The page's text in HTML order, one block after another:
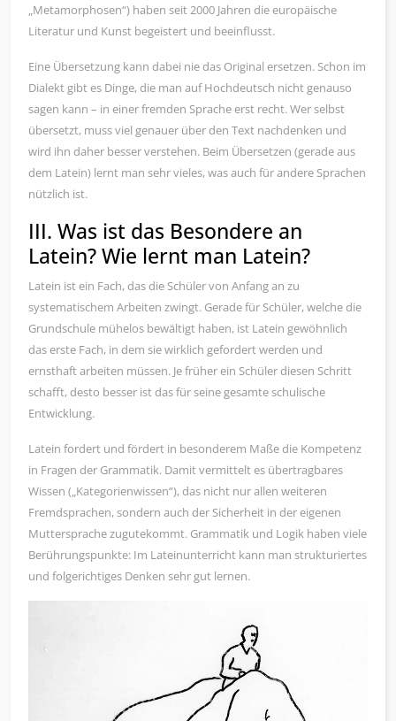
„Metamorphosen“) haben seit 2000 Jahren die europäische
Literatur und Kunst begeistert und beeinflusst.
Eine Übersetzung kann dabei nie das Original ersetzen. Schon im
Dialekt gibt es Dinge, die man auf Hochdeutsch nicht genauso
sagen kann – in einer fremden Sprache erst recht. Wer selbst
übersetzt, muss viel genauer über den Text nachdenken und
wird ihn daher besser verstehen. Beim Übersetzen (gerade aus
dem Latein) lernt man sehr vieles, was auch für andere Sprachen
nützlich ist.
III. Was ist das Besondere an
Latein? Wie lernt man Latein?
Latein ist ein Fach, das die Schüler von Anfang an zu
systematischem Arbeiten zwingt. Gerade für Schüler, welche die
Grundschule mühelos bewältigt haben, ist Latein gewöhnlich
das erste Fach, in dem sie wirklich gefordert werden und
ernsthaft arbeiten müssen. Je früher ein Schüler diesen Schritt
schafft, desto besser ist das für seine gesamte schulische
Entwicklung.
Latein fordert und fördert in besonderem Maße die Kompetenz
in Fragen der Grammatik. Damit vermittelt es übertragbares
Wissen („Kategorienwissen“), das nicht nur allen weiteren
Fremdsprachen, sondern auch der Sicherheit in der eigenen
Muttersprache zugutekommt. Grammatik und Logik haben viele
Berührungspunkte: Im Lateinunterricht kann man strukturiertes
und folgerichtiges Denken sehr gut lernen.